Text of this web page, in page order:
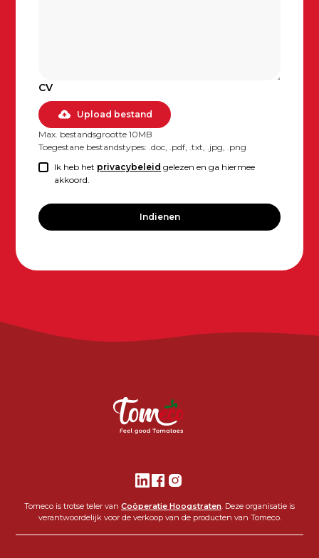
CV
Upload bestand
Max. bestandsgrootte 10MB
Toegestane bestandstypes: .doc, .pdf, .txt, .jpg, .png
Ik heb het privacybeleid gelezen en ga hiermee
akkoord.
Tomeco is trotse teler van Coöperatie Hoogstraten. Deze organisatie is
verantwoordelijk voor de verkoop van de producten van Tomeco.